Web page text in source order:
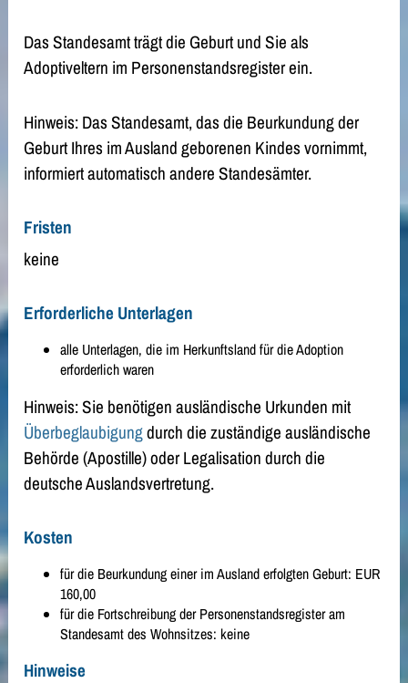
Das Standesamt trägt die Geburt und Sie als
Adoptiveltern im Personenstandsregister ein.
Hinweis:Das Standesamt, das die Beurkundung der
Geburt Ihres im Ausland geborenen Kindes vornimmt,
informiert automatisch andere Standesämter.
Fristen
keine
Erforderliche Unterlagen
alle Unterlagen, die im Herkunftsland für die Adoption
erforderlich waren
Hinweis: Sie benötigen ausländische Urkunden mit
Überbeglaubigungdurch die zuständige ausländische
Behörde (Apostille) oder Legalisation durch die
deutsche Auslandsvertretung.
Kosten
für die Beurkundung einer im Ausland erfolgten Geburt: EUR
160,00
für die Fortschreibung der Personenstandsregister am
Standesamt des Wohnsitzes: keine
Hinweise